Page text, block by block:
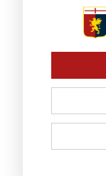
Throwback
Robe di
Vintage